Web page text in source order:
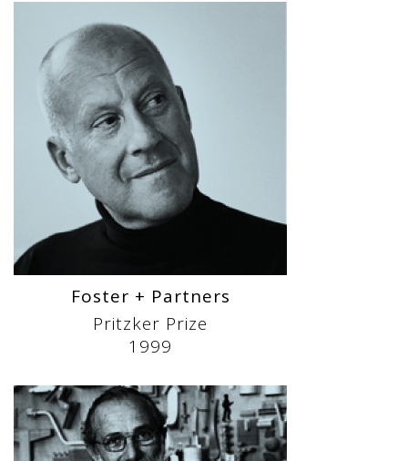
Foster + Partners
Pritzker Prize
1999